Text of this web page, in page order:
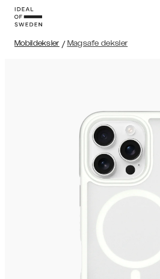
Mobildeksler / Magsafe deksler